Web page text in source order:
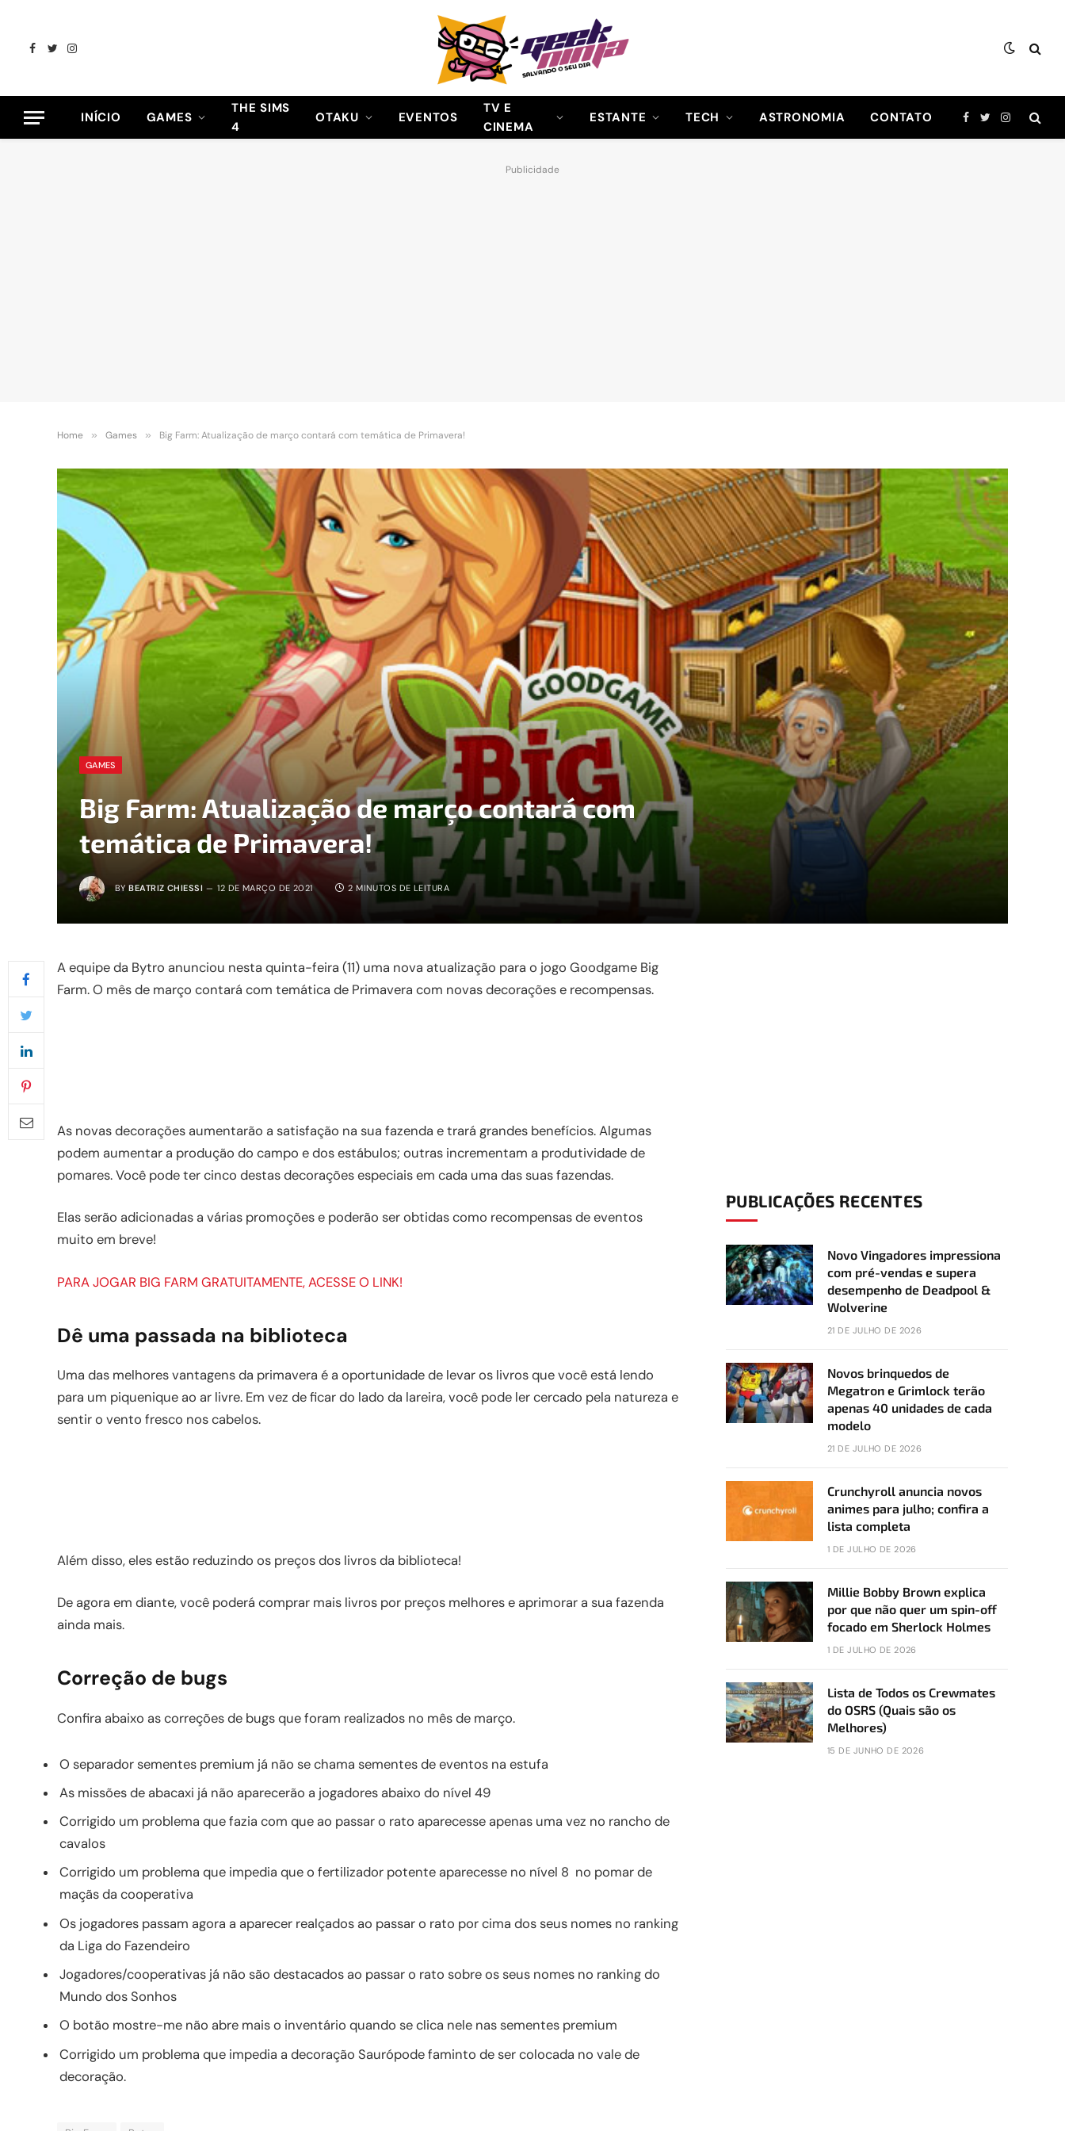
Facebook
TwitterInstagram
INÍCIO GAMES
THE SIMS
4
OTAKU EVENTOS
TV E
CINEMA
ESTANTE TECH ASTRONOMIA CONTATO Facebook
TwitterInstagram
Publicidade
Home » Games » Big Farm: Atualização de março contará com temática de Primavera!
GAMES
Big Farm: Atualização de março contará com
temática de Primavera!
BY BEATRIZ CHIESSI 12 DE MARÇO DE 2021 2 MINUTOS DE LEITURA
A equipe da Bytro anunciou nesta quinta-feira (11) uma nova atualização para o jogo Goodgame Big
Farm. O mês de março contará com temática de Primavera com novas decorações e recompensas.
As novas decorações aumentarão a satisfação na sua fazenda e trará grandes benefícios. Algumas
podem aumentar a produção do campo e dos estábulos; outras incrementam a produtividade de
pomares. Você pode ter cinco destas decorações especiais em cada uma das suas fazendas.
Elas serão adicionadas a várias promoções e poderão ser obtidas como recompensas de eventos
muito em breve!
PARA JOGAR BIG FARM GRATUITAMENTE, ACESSE O LINK!
Dê uma passada na biblioteca
Uma das melhores vantagens da primavera é a oportunidade de levar os livros que você está lendo
para um piquenique ao ar livre. Em vez de ficar do lado da lareira, você pode ler cercado pela natureza e
sentir o vento fresco nos cabelos.
Além disso, eles estão reduzindo os preços dos livros da biblioteca!
De agora em diante, você poderá comprar mais livros por preços melhores e aprimorar a sua fazenda
ainda mais.
Correção de bugs
Confira abaixo as correções de bugs que foram realizados no mês de março.
O separador sementes premium já não se chama sementes de eventos na estufa
As missões de abacaxi já não aparecerão a jogadores abaixo do nível 49
Corrigido um problema que fazia com que ao passar o rato aparecesse apenas uma vez no rancho de
cavalos
Corrigido um problema que impedia que o fertilizador potente aparecesse no nível 8 no pomar de
maçãs da cooperativa
Os jogadores passam agora a aparecer realçados ao passar o rato por cima dos seus nomes no ranking
da Liga do Fazendeiro
Jogadores/cooperativas já não são destacados ao passar o rato sobre os seus nomes no ranking do
Mundo dos Sonhos
O botão mostre-me não abre mais o inventário quando se clica nele nas sementes premium
Corrigido um problema que impedia a decoração Saurópode faminto de ser colocada no vale de
decoração.
PUBLICAÇÕES RECENTES
Novo Vingadores impressiona
com pré-vendas e supera
desempenho de Deadpool &
Wolverine
21 DE JULHO DE 2026
Novos brinquedos de
Megatron e Grimlock terão
apenas 40 unidades de cada
modelo
21 DE JULHO DE 2026
Crunchyroll anuncia novos
animes para julho; confira a
lista completa
1 DE JULHO DE 2026
Millie Bobby Brown explica
por que não quer um spin-off
focado em Sherlock Holmes
1 DE JULHO DE 2026
Lista de Todos os Crewmates
do OSRS (Quais são os
Melhores)
15 DE JUNHO DE 2026